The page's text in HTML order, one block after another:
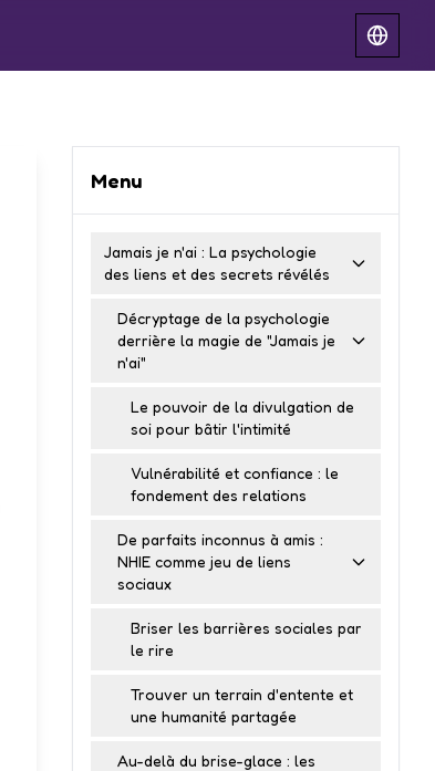
Menu
Jamais je n'ai : La psychologie
des liens et des secrets révélés
Décryptage de la psychologie
derrière la magie de "Jamais je
n'ai"
Le pouvoir de la divulgation de
soi pour bâtir l'intimité
Vulnérabilité et confiance : le
fondement des relations
De parfaits inconnus à amis :
NHIE comme jeu de liens
sociaux
Briser les barrières sociales par
le rire
Trouver un terrain d'entente et
une humanité partagée
Au-delà du brise-glace : les